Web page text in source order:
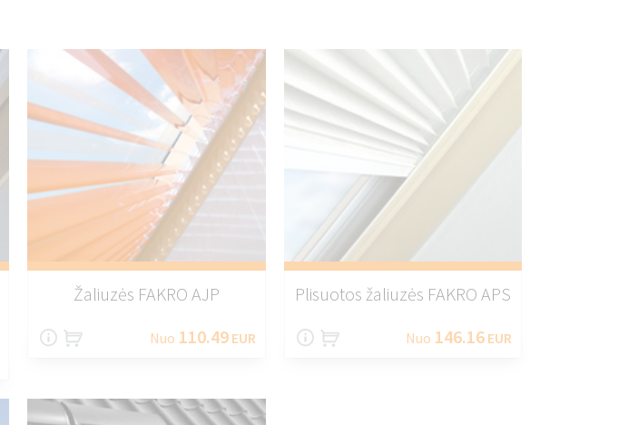
Žaliuzės FAKRO AJP
Nuo 110.49EUR
Plisuotos žaliuzės FAKRO APS
Nuo 146.16 EUR